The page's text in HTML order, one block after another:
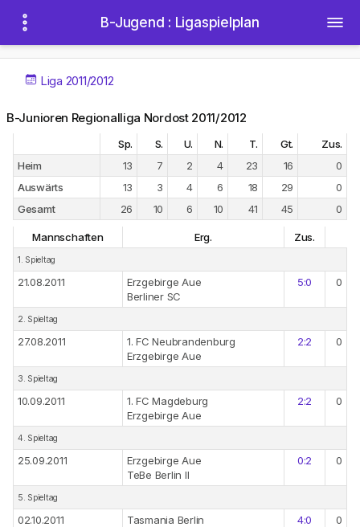
B-Jugend : Ligaspielplan
Liga 2011/2012
B-Junioren Regionalliga Nordost 2011/2012
Sp. S. U. N. T. Gt.
Zus.
Heim
13 7 2 4 23 16
0
Auswärts
13 3 4 6 18 29
0
Gesamt
26 10 6 10 41 45 0
Mannschaften Erg. Zus.
1. Spieltag
21.08.2011
Erzgebirge Aue
Berliner SC
5:0 0
2. Spieltag
27.08.2011
1. FC Neubrandenburg
Erzgebirge Aue
2:2 0
3. Spieltag
10.09.2011
1. FC Magdeburg
Erzgebirge Aue
2:2 0
4. Spieltag
25.09.2011
Erzgebirge Aue
TeBe Berlin II
0:2 0
5. Spieltag
02.10.2011
Tasmania Berlin
4:0 0